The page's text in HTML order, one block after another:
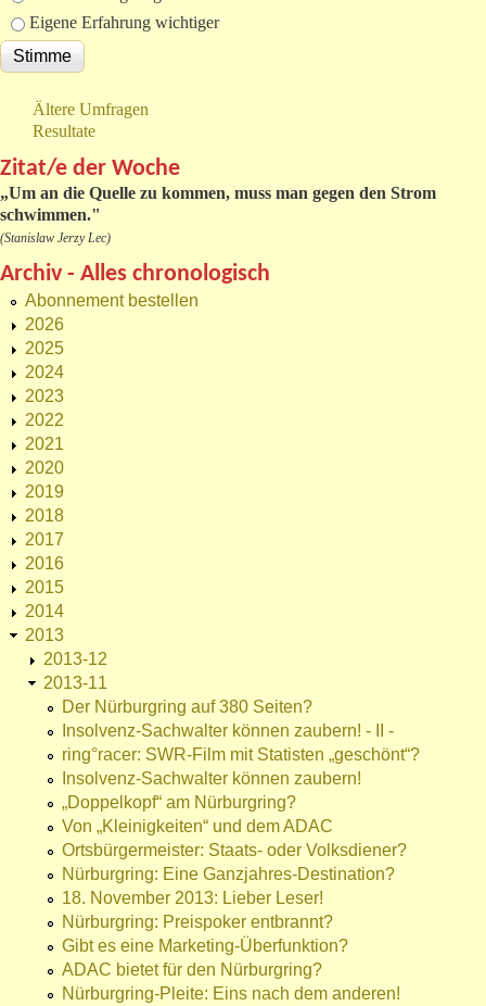
Eigene Erfahrung wichtiger
Ältere Umfragen
Resultate
Zitat/e der Woche
„Um an die Quelle zu kommen, muss man gegen den Strom
schwimmen."
(Stanislaw Jerzy Lec)
Archiv - Alles chronologisch
Abonnement bestellen
2026
2025
2024
2023
2022
2021
2020
2019
2018
2017
2016
2015
2014
2013
2013-12
2013-11
Der Nürburgring auf 380 Seiten?
Insolvenz-Sachwalter können zaubern! - II -
ring°racer: SWR-Film mit Statisten „geschönt“?
Insolvenz-Sachwalter können zaubern!
„Doppelkopf“ am Nürburgring?
Von „Kleinigkeiten“ und dem ADAC
Ortsbürgermeister: Staats- oder Volksdiener?
Nürburgring: Eine Ganzjahres-Destination?
18. November 2013: Lieber Leser!
Nürburgring: Preispoker entbrannt?
Gibt es eine Marketing-Überfunktion?
ADAC bietet für den Nürburgring?
Nürburgring-Pleite: Eins nach dem anderen!